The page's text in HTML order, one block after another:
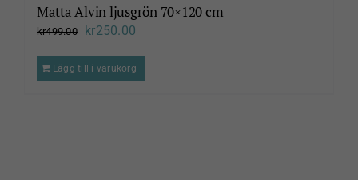
Matta Alvin ljusgrön 70×120 cm
kr499.00
Det
priset
kr250.00
priset
Lägg till i varukorg